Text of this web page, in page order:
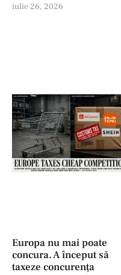
iulie 26, 2026
Europa nu mai poate
concura. A început să
taxeze concurența